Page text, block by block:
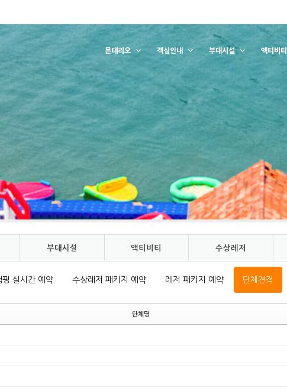
몬테리오 객실안내 부대시설 액티비티
부대시설 액티비티 수상레저
핑 실시간 예약 수상레저 패키지 예약 레저 패키지 예약 단체견적
단체명